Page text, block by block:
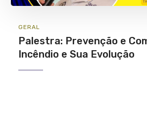
GERAL
Palestra: Prevenção e
Incêndio e Sua Evolução